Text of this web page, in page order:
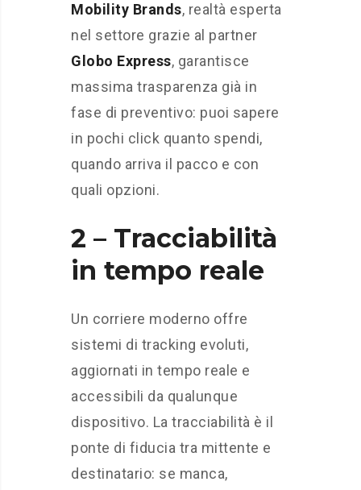
Mobility Brands, realtà esperta
nel settore grazie al partner
Globo Express, garantisce
massima trasparenza già in
fase di preventivo: puoi sapere
in pochi click quanto spendi,
quando arriva il pacco e con
quali opzioni.
2 – Tracciabilità
in tempo reale
Un corriere moderno offre
sistemi di tracking evoluti,
aggiornati in tempo reale e
accessibili da qualunque
dispositivo. La tracciabilità è il
ponte di fiducia tra mittente e
destinatario: se manca,